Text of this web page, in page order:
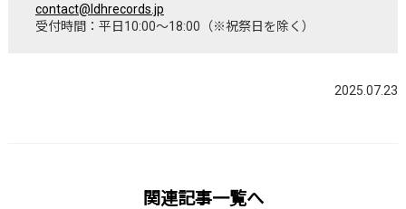
contact@ldhrecords.jp
受付時間：平日10:00〜18:00（※祝祭日を除く）
2025.07.23
関連記事一覧へ